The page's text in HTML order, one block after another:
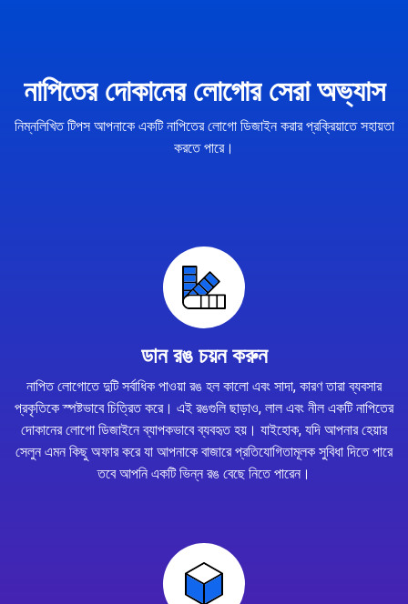
নাপিতের দোকানের লোগোর সেরা অভ্যাস
নিম্নলিখিত টিপস আপনাকে একটি নাপিতের লোগো ডিজাইন করার প্রক্রিয়াতে সহায়তা
করতে পারে।
ডান রঙ চয়ন করুন
নাপিত লোগোতে দুটি সর্বাধিক পাওয়া রঙ হল কালো এবং সাদা, কারণ তারা ব্যবসার
প্রকৃতিকে স্পষ্টভাবে চিত্রিত করে। এই রঙগুলি ছাড়াও, লাল এবং নীল একটি নাপিতের
দোকানের লোগো ডিজাইনে ব্যাপকভাবে ব্যবহৃত হয়। যাইহোক, যদি আপনার হেয়ার
সেলুন এমন কিছু অফার করে যা আপনাকে বাজারে প্রতিযোগিতামূলক সুবিধা দিতে পারে
তবে আপনি একটি ভিন্ন রঙ বেছে নিতে পারেন।